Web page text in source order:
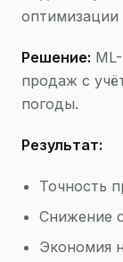
оптимизации
Решение:
продаж с
погоды.
Результат:
Точность
Снижение
Экономия